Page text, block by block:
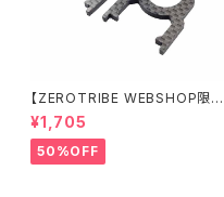
【ZEROTRIBE WEBSHOP限
定価格】RCM-BD11-TSE カ
ーボンツィーク スティックエンド
プレートセット YOKOMO BD11
用
¥1,705
50%OFF